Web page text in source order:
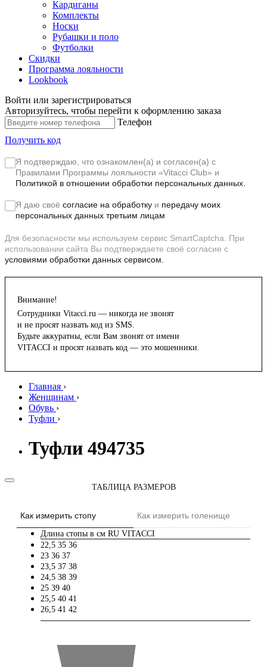
Кардиганы
Комплекты
Носки
Рубашки и поло
Футболки
Скидки
Программа лояльности
Lookbook
Войти или зарегистрироваться
Авторизуйтесь, чтобы перейти к оформлению заказа
Телефон
Получить код
Я подтверждаю, что ознакомлен(а) и согласен(а) с
Правилами Программы лояльности «Vitacci Club» и
Политикой в отношении обработки персональных данных.
Я даю своё согласие на обработку и передачу моих
персональных данных третьим лицам
Для безопасности мы используем сервис SmartCaptcha. При
использовании сайта Вы подтверждаете своё согласие с
условиями обработки данных сервисом.
Внимание!
Сотрудники Vitacci.ru — никогда не звонят
и не просят назвать код из SMS.
Будьте аккуратны, если Вам звонят от имени
VITACCI и просят назвать код — это мошенники.
Главная ›
Женщинам ›
Обувь ›
Туфли ›
Туфли 494735
ТАБЛИЦА РАЗМЕРОВ
Как измерить стопу Как измерить голенище
Длина стопы в см RU VITACCI
22,5 35 36
23 36 37
23,5 37 38
24,5 38 39
25 39 40
25,5 40 41
26,5 41 42